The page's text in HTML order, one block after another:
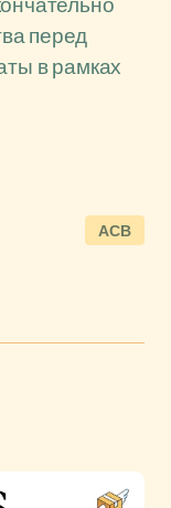
перед
в рамках
АСВ